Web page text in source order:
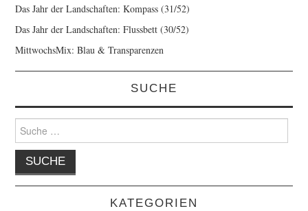
Das Jahr der Landschaften: Kompass (31/52)
Das Jahr der Landschaften: Flussbett (30/52)
MittwochsMix: Blau & Transparenzen
SUCHE
Suche
nach:
KATEGORIEN